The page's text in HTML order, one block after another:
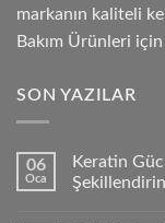
markanın kaliteli
Bakım Ürünleri
SON YAZILAR
06
Oca
Keratin
Şekillendirin